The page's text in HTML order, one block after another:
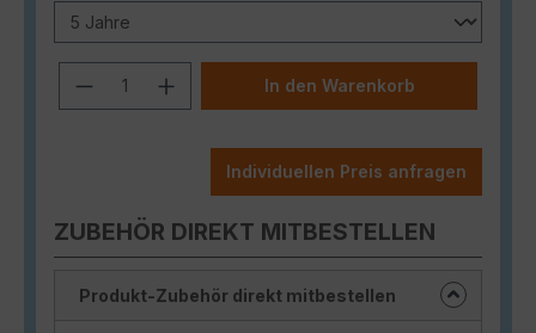
Produkt Anzahl: Gib den
In den Warenkorb
Individuellen Preis anfragen
ZUBEHÖR DIREKT MITBESTELLEN
Produkt-Zubehör direkt mitbestellen